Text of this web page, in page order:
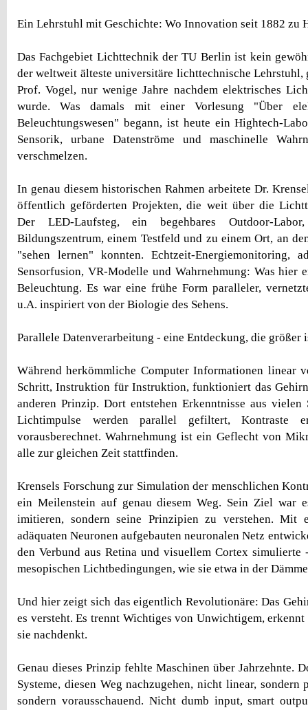
Ein Lehrstuhl mit Geschichte: Wo Innovation seit 1882 zu
Das Fachgebiet Lichttechnik der TU Berlin ist kein
der weltweit älteste universitäre lichttechnische Lehrstuhl,
Prof. Vogel, nur wenige Jahre nachdem elektrisches
wurde. Was damals mit einer Vorlesung "Über
Beleuchtungswesen" begann, ist heute ein Hightech-
Sensorik, urbane Datenströme und maschinelle
verschmelzen.
In genau diesem historischen Rahmen arbeitete Dr.
öffentlich geförderten Projekten, die weit über die
Der LED-Laufsteg, ein begehbares Outdoor-
Bildungszentrum, einem Testfeld und zu einem Ort, an
"sehen lernen" konnten. Echtzeit-Energiemonitoring,
Sensorfusion, VR-Modelle und Wahrnehmung: Was hier
Beleuchtung. Es war eine frühe Form paralleler,
u.A. inspiriert von der Biologie des Sehens.
Parallele Datenverarbeitung - eine Entdeckung, die größer
Während herkömmliche Computer Informationen linear
Schritt, Instruktion für Instruktion, funktioniert das
anderen Prinzip. Dort entstehen Erkenntnisse aus
Lichtimpulse werden parallel gefiltert, Kontraste
vorausberechnet. Wahrnehmung ist ein Geflecht von
alle zur gleichen Zeit stattfinden.
Krensels Forschung zur Simulation der menschlichen
ein Meilenstein auf genau diesem Weg. Sein Ziel war
imitieren, sondern seine Prinzipien zu verstehen. Mit
adäquaten Neuronen aufgebauten neuronalen Netz
den Verbund aus Retina und visuellem Cortex simulierte
mesopischen Lichtbedingungen, wie sie etwa in der
Und hier zeigt sich das eigentlich Revolutionäre: Das
es versteht. Es trennt Wichtiges von Unwichtigem,
sie nachdenkt.
Genau dieses Prinzip fehlte Maschinen über Jahrzehnte.
Systeme, diesen Weg nachzugehen, nicht linear,
sondern vorausschauend. Nicht dumb input, smart